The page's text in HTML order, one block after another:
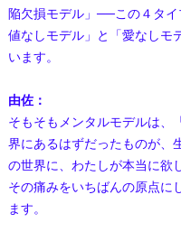
陥欠損モデル」──この４タ
値なしモデル」と「愛なしモ
います。
由佐：
そもそもメンタルモデルは、
界にあるはずだったものが、
の世界に、わたしが本当に欲
その痛みをいちばんの原点
ます。